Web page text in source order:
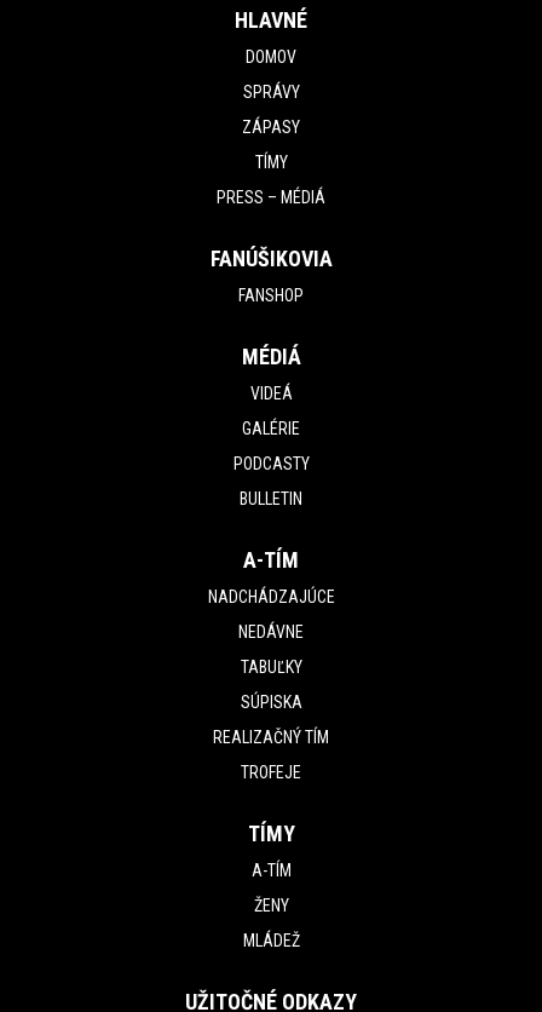
HLAVNÉ
DOMOV
SPRÁVY
ZÁPASY
TÍMY
PRESS – MÉDIÁ
FANÚŠIKOVIA
FANSHOP
MÉDIÁ
VIDEÁ
GALÉRIE
PODCASTY
BULLETIN
A-TÍM
NADCHÁDZAJÚCE
NEDÁVNE
TABUĽKY
SÚPISKA
REALIZAČNÝ TÍM
TROFEJE
TÍMY
A-TÍM
ŽENY
MLÁDEŽ
UŽITOČNÉ ODKAZY